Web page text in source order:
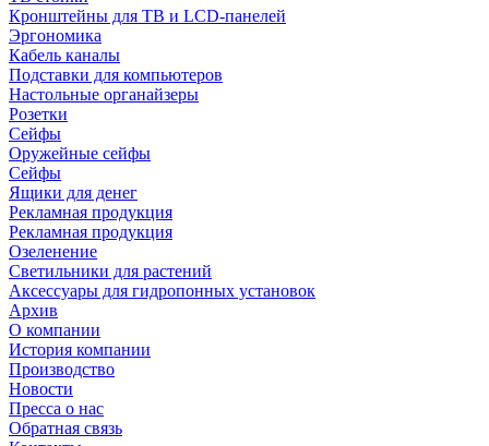
Кронштейны для ТВ и LCD-панелей
Эргономика
Кабель каналы
Подставки для компьютеров
Настольные органайзеры
Розетки
Сейфы
Оружейные сейфы
Сейфы
Ящики для денег
Рекламная продукция
Рекламная продукция
Озеленение
Светильники для растений
Аксессуары для гидропонных установок
Архив
О компании
История компании
Производство
Новости
Пресса о нас
Обратная связь